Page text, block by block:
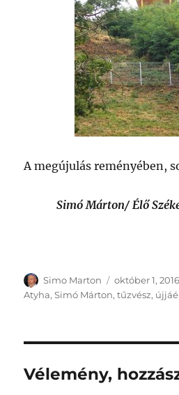
A megújulás reményében,
Simó Márton/ Élő
Szerző
Simo Marton Közzétéve
október 1, 2016
Atyha,Simó Márton,tűzvész,
Vélemény,